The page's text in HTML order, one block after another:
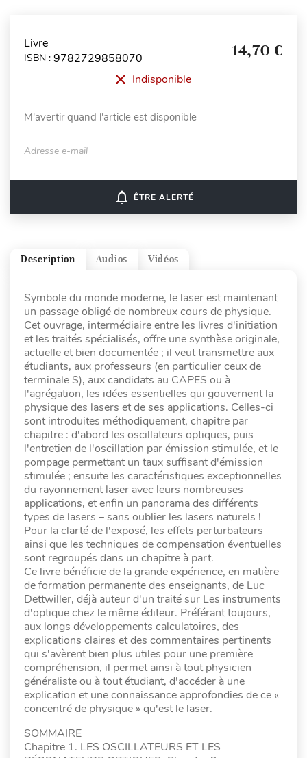
Livre
ISBN : 9782729858070 14,70 €
Indisponible
M'avertir quand l'article est disponible
Adresse e-mail
notifications_none ÊTRE ALERTÉ
Vidéos
Audios
Description
Symbole du monde moderne, le laser est maintenant
un passage obligé de nombreux cours de physique.
Cet ouvrage, intermédiaire entre les livres d'initiation
et les traités spécialisés, offre une synthèse originale,
actuelle et bien documentée ; il veut transmettre aux
étudiants, aux professeurs (en particulier ceux de
terminale S), aux candidats au CAPES ou à
l'agrégation, les idées essentielles qui gouvernent la
physique des lasers et de ses applications. Celles-ci
sont introduites méthodiquement, chapitre par
chapitre : d'abord les oscillateurs optiques, puis
l'entretien de l'oscillation par émission stimulée, et le
pompage permettant un taux suffisant d'émission
stimulée ; ensuite les caractéristiques exceptionnelles
du rayonnement laser avec leurs nombreuses
applications, et enfin un panorama des différents
types de lasers – sans oublier les lasers naturels !
Pour la clarté de l'exposé, les effets perturbateurs
ainsi que les techniques de compensation éventuelles
sont regroupés dans un chapitre à part.
Ce livre bénéficie de la grande expérience, en matière
de formation permanente des enseignants, de Luc
Dettwiller, déjà auteur d'un traité sur Les instruments
d'optique chez le même éditeur. Préférant toujours,
aux longs développements calculatoires, des
explications claires et des commentaires pertinents
qui s'avèrent bien plus utiles pour une première
compréhension, il permet ainsi à tout physicien
généraliste ou à tout étudiant, d'accéder à une
explication et une connaissance approfondies de ce «
concentré de physique » qu'est le laser.
SOMMAIRE
Chapitre 1. LES OSCILLATEURS ET LES